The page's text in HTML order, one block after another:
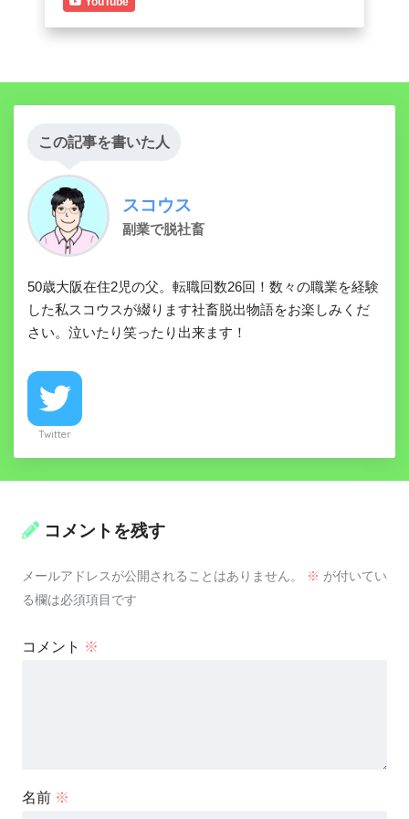
この記事を書いた人
スコウス
副業で脱社畜
50歳大阪在住2児の父。転職回数26回！数々の職業を経験
した私スコウスが綴ります社畜脱出物語をお楽しみくだ
さい。泣いたり笑ったり出来ます！
Twitter
コメントを残す
メールアドレスが公開されることはありません。 ※ が付いてい
る欄は必須項目です
コメント ※
名前 ※